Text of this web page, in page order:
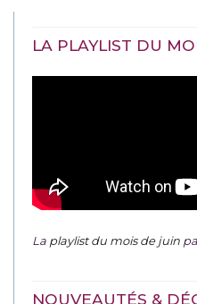
LA PLAYLIST DU
La playlist du mois de juin
NOUVEAUTÉS &